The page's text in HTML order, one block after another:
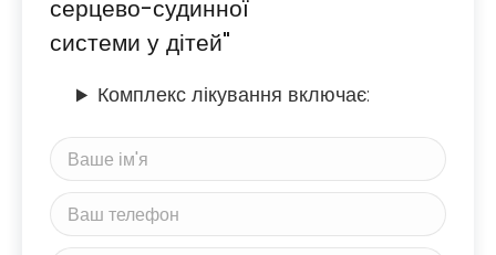
серцево-судинної
системи у дітей"
Комплекс лікування включає: